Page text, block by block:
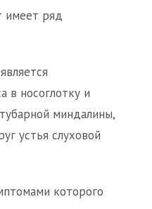
имеет ряд
в носоглотку и
миндалины,
устья слуховой
которого